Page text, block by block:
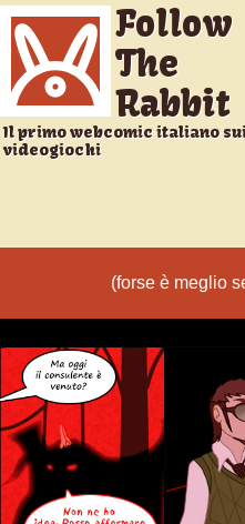
Follow
The
Rabbit
Il primo webcomic italiano
videogiochi